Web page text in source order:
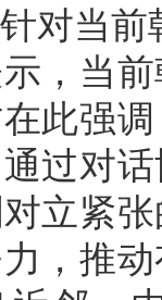
对当
当前
此强
过对
立紧
，推